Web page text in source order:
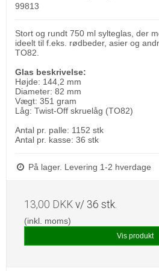
99813
Stort og rundt 750 ml sylteglas, der
ideelt til f.eks. rødbeder, asier og
TO82.
Glas beskrivelse:
Højde: 144,2 mm
Diameter: 82 mm
Vægt: 351 gram
Låg: Twist-Off skruelåg (TO82)
Antal pr. palle: 1152 stk
Antal pr. kasse: 36 stk
På lager. Levering 1-2 hverdage
13,00 DKK v/ 36 stk.
(inkl. moms)
Vis produkt